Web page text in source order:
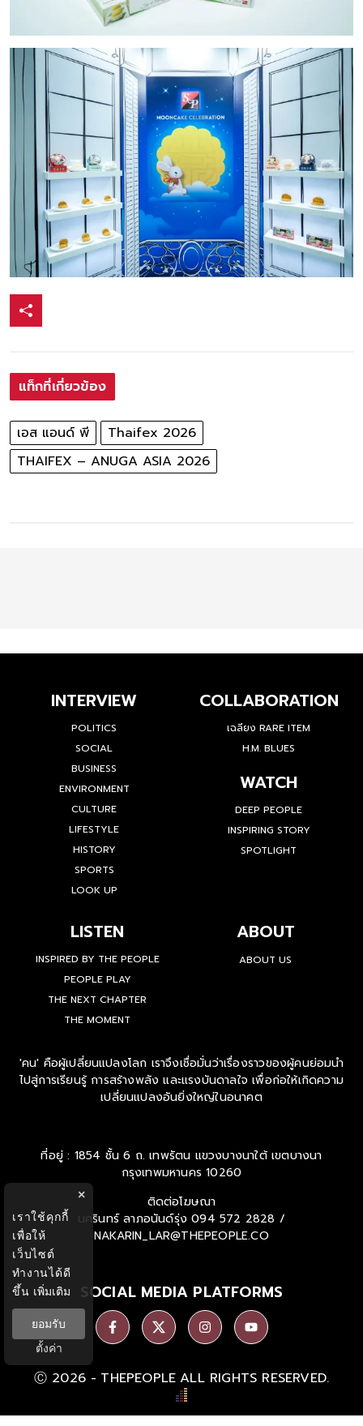
แท็กที่เกี่ยวข้อง
เอส แอนด์ พี
Thaifex 2026
THAIFEX – ANUGA ASIA 2026
INTERVIEW
POLITICS
SOCIAL
BUSINESS
ENVIRONMENT
CULTURE
LIFESTYLE
HISTORY
SPORTS
LOOK UP
COLLABORATION
เฉลียง RARE ITEM
H.M. BLUES
WATCH
DEEP PEOPLE
INSPIRING STORY
SPOTLIGHT
LISTEN
INSPIRED BY THE PEOPLE
PEOPLE PLAY
THE NEXT CHAPTER
THE MOMENT
ABOUT
ABOUT US
'คน' คือผู้เปลี่ยนแปลงโลก เราจึงเชื่อมั่นว่าเรื่องราวของผู้คนย่อมนำ
ไปสู่การเรียนรู้ การสร้างพลัง และแรงบันดาลใจ เพื่อก่อให้เกิดความ
เปลี่ยนแปลงอันยิ่งใหญ่ในอนาคต
ที่อยู่ : 1854 ชั้น 6 ถ. เทพรัตน แขวงบางนาใต้ เขตบางนา
กรุงเทพมหานคร 10260
ติดต่อโฆษณา
นครินทร์ ลาภอนันด์รุ่ง 094 572 2828 /
NAKARIN_LAR@THEPEOPLE.CO
SOCIAL MEDIA PLATFORMS
Ⓒ 2026 - THEPEOPLE ALL RIGHTS RESERVED.
×
เราใช้คุกกี้
เพื่อให้
เว็บไซต์
ทำงานได้ดี
ขึ้น เพิ่มเติม
ยอมรับ
ตั้งค่า